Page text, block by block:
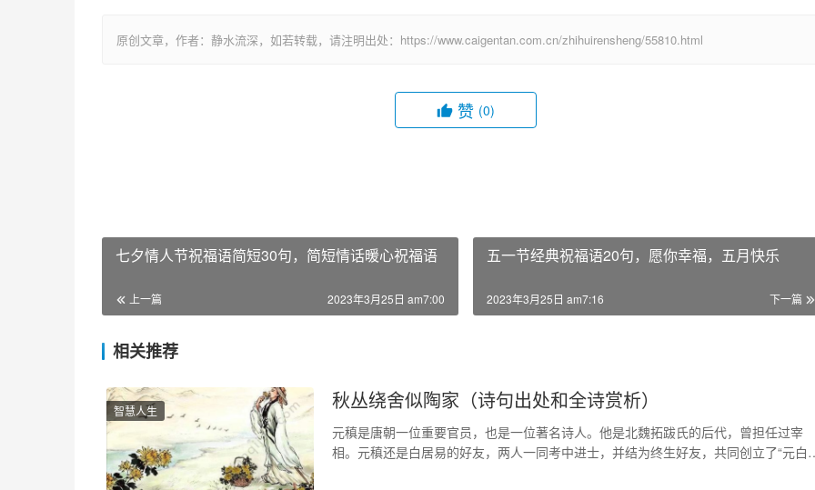
原创文章，作者：静水流深，如若转载，请注明出处：https://www.caigentan.com.cn/zhihuirensheng/55810.html
赞 (0)
七夕情人节祝福语简短30句，简短情话暖心祝福语
上一篇 2023年3月25日 am7:00
五一节经典祝福语20句，愿你幸福，五月快乐
下一篇
2023年3月25日 am7:16
相关推荐
智慧人生 秋丛绕舍似陶家（诗句出处和全诗赏析）
元稹是唐朝一位重要官员，也是一位著名诗人。他是北魏拓跋氏的后代，曾担任过宰
相。元稹还是白居易的好友，两人一同考中进士，并结为终生好友，共同创立了“元白